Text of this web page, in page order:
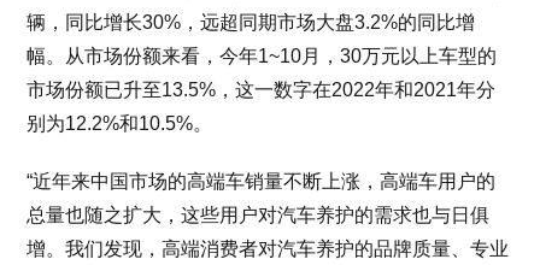
辆，同比增长30%，远超同期市场大盘3.2%的同比增
幅。从市场份额来看，今年1~10月，30万元以上车型的
市场份额已升至13.5%，这一数字在2022年和2021年分
别为12.2%和10.5%。
“近年来中国市场的高端车销量不断上涨，高端车用户的
总量也随之扩大，这些用户对汽车养护的需求也与日俱
增。我们发现，高端消费者对汽车养护的品牌质量、专业